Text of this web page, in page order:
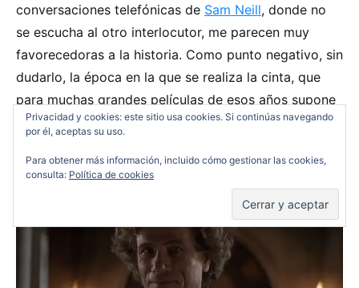
conversaciones telefónicas de Sam Neill, donde no
se escucha al otro interlocutor, me parecen muy
favorecedoras a la historia. Como punto negativo, sin
dudarlo, la época en la que se realiza la cinta, que
para muchas grandes películas de esos años supone
un reto, ya que estéticamente han envejecido mal, y
concreto no se sufre demasiado este efecto.
Privacidad y cookies: este sitio usa cookies. Si continúas navegando
por él, aceptas su uso.
Para obtener más información, incluido cómo gestionar las cookies,
consulta: Política de cookies